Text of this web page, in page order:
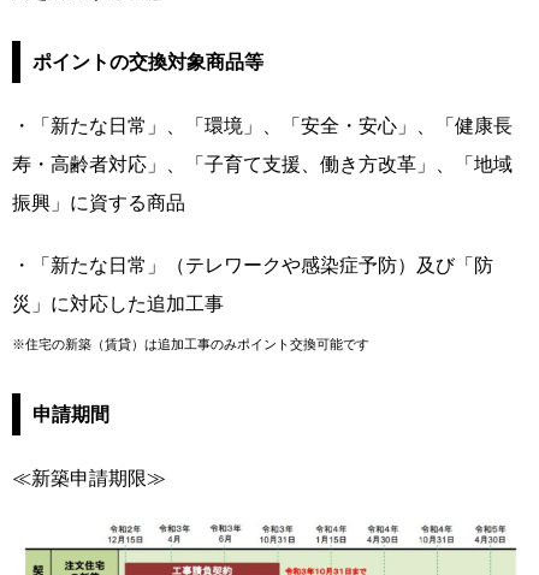
ポイントの交換対象商品等
・「新たな日常」、「環境」、「安全・安心」、「健康長
寿・高齢者対応」、「子育て支援、働き方改革」、「地域
振興」に資する商品
・「新たな日常」（テレワークや感染症予防）及び「防
災」に対応した追加工事
※住宅の新築（賃貸）は追加工事のみポイント交換可能です
申請期間
≪新築申請期限≫